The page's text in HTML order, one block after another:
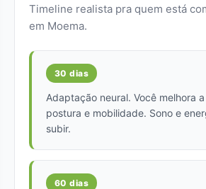
Timeline realista pra quem está
em Moema.
30 dias
Adaptação neural. Você melhora
postura e mobilidade. Sono e
subir.
60 dias